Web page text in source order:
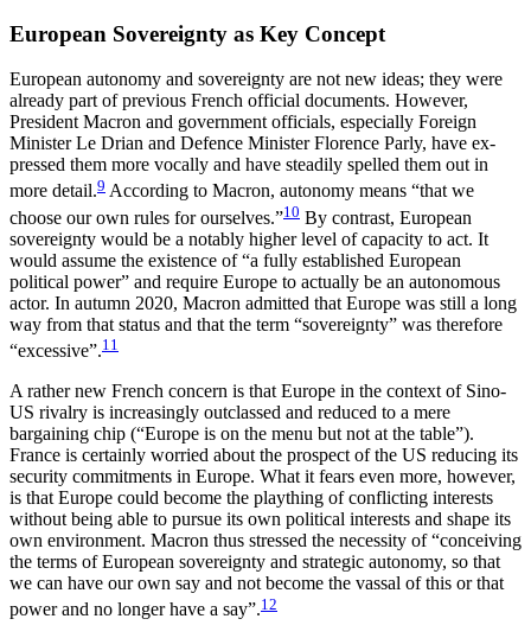
European Sovereignty as Key Concept
European autonomy and sovereignty are not new ideas; they were
already part of previous French official documents. However,
President Macron and government officials, especially Foreign
Minister Le Drian and Defence Minister Florence Parly, have ex­
pressed them more vocally and have steadily spelled them out in
more detail.9 According to Macron, autonomy means “that we
choose our own rules for ourselves.”10 By contrast, European
sovereignty would be a notably higher level of capacity to act. It
would assume the existence of “a fully established European
political power” and require Europe to actually be an autonomous
actor. In autumn 2020, Macron admitted that Europe was still a long
way from that status and that the term “sovereignty” was therefore
“excessive”.11
A rather new French concern is that Europe in the context of Sino-
US rivalry is increasingly outclassed and reduced to a mere
bargaining chip (“Europe is on the menu but not at the table”).
France is certainly worried about the prospect of the US reducing its
security commitments in Europe. What it fears even more, however,
is that Europe could become the plaything of conflicting interests
without being able to pursue its own political interests and shape its
own environment. Macron thus stressed the necessity of “conceiving
the terms of European sovereignty and strategic autonomy, so that
we can have our own say and not become the vassal of this or that
power and no longer have a say”.12